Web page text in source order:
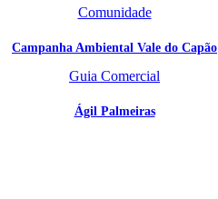
Comunidade
Campanha Ambiental Vale do Capão
Guia Comercial
Ágil Palmeiras